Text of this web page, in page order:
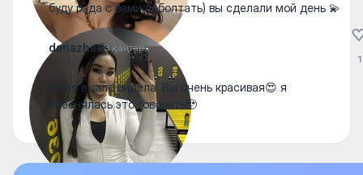
буду рада с вами поболтать) вы сделали мой день 💫
danazhan3 қаңтар
Я вас в зале видела. Вы очень красивая😍 я
стеснялась это говорить🥹
1